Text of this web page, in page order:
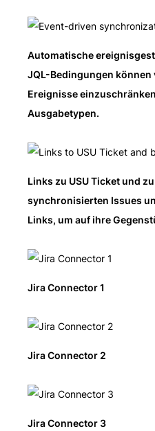
Automatische
JQL-Bedingungen
Ereignisse
Ausgabetypen.
Links zu USU Ticket und
synchronisierten Issues
Links, um auf ihre
Jira Connector 1
Jira Connector 2
Jira Connector 3